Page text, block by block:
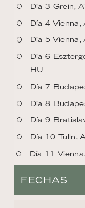
Día 3 Grein,
Día 4 Vienna,
Día 5 Vienna,
Día 6
HU
Día 7
Día 8
Día 9
Día 10 Tulln,
Día 11
FECHAS